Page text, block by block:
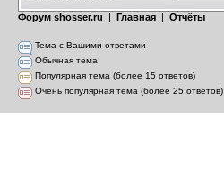
Форум shosser.ru | Главная | Отчёты
Тема с Вашими ответами
Обычная тема
Популярная тема (более 15 ответов)
Очень популярная тема (более 25 ответов)